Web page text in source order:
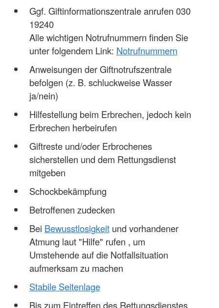
Ggf. Giftinformationszentrale anrufen 030
19240
Alle wichtigen Notrufnummern finden Sie
unter folgendem Link: Notrufnummern
Anweisungen der Giftnotrufszentrale
befolgen (z. B. schluckweise Wasser
ja/nein)
Hilfestellung beim Erbrechen, jedoch kein
Erbrechen herbeirufen
Giftreste und/oder Erbrochenes
sicherstellen und dem Rettungsdienst
mitgeben
Schockbekämpfung
Betroffenen zudecken
Bei Bewusstlosigkeitund vorhandener
Atmung laut "Hilfe" rufen , um
Umstehende auf die Notfallsituation
aufmerksam zu machen
Stabile Seitenlage
Bis zum Eintreffen des Rettungsdienstes